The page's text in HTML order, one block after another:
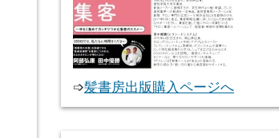
➩髪書房出版購入ページへ